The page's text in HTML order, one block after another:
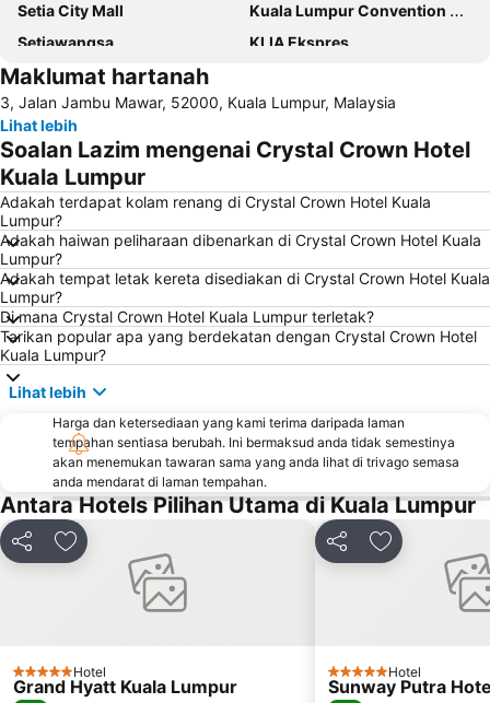
Setia City Mall
Kuala Lumpur Convention Centre
Setiawangsa
KLIA Ekspres
Terminal Bersepadu Selatan
Dataran Merdeka
Aquaria
Masjid Jamek
One Utama Shopping Centre
Menara Berkembar Petronas
Jalan Tun Razak
Zoo Negara
Pasar Seni
Batu Caves
Jalan Petaling
Port Klang
Menara KL
Lapangan Terbang Sultan Abdul Aziz Shah
Chinatown
Taman KLCC
The Curve
Lot 10
Bukit Melawati
Monorail
Tropicana City Mall
Kepong Forestry Park - FRIM
Sultan Abdul Samad Building
Masjid Negara
Kuala Lumpur Golf & Country Club
Little India
KL Festival City
Lapangan Terbang Genting
Institut Profesional Baitulmal
Muzium Negara
Old Central Station
Maklumat hartanah
3, Jalan Jambu Mawar, 52000, Kuala Lumpur, Malaysia
Lihat lebih
Soalan Lazim mengenai Crystal Crown Hotel
Kuala Lumpur
Adakah terdapat kolam renang di Crystal Crown Hotel Kuala
Lumpur?
Adakah haiwan peliharaan dibenarkan di Crystal Crown Hotel Kuala
Lumpur?
Adakah tempat letak kereta disediakan di Crystal Crown Hotel Kuala
Lumpur?
Di mana Crystal Crown Hotel Kuala Lumpur terletak?
Tarikan popular apa yang berdekatan dengan Crystal Crown Hotel
Kuala Lumpur?
Lihat lebih
Harga dan ketersediaan yang kami terima daripada laman
tempahan sentiasa berubah. Ini bermaksud anda tidak semestinya
akan menemukan tawaran sama yang anda lihat di trivago semasa
anda mendarat di laman tempahan.
Antara Hotels Pilihan Utama di Kuala Lumpur
Kongsi Tambah ke favorit
5 BintangHotel
Grand Hyatt Kuala Lumpur
Kongsi Tambah ke
5 BintangHotel
Sunway Putra